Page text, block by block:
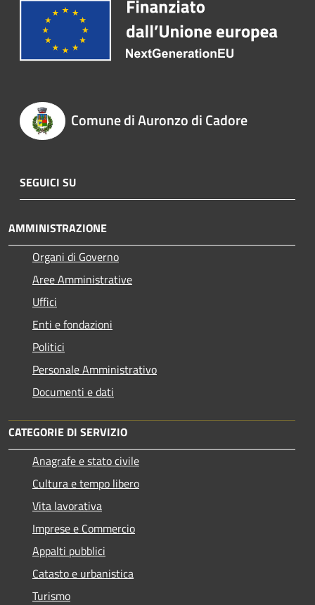
Comune di Auronzo di Cadore
SEGUICI SU
AMMINISTRAZIONE
Organi di Governo
Aree Amministrative
Uffici
Enti e fondazioni
Politici
Personale Amministrativo
Documenti e dati
CATEGORIE DI SERVIZIO
Anagrafe e stato civile
Cultura e tempo libero
Vita lavorativa
Imprese e Commercio
Appalti pubblici
Catasto e urbanistica
Turismo